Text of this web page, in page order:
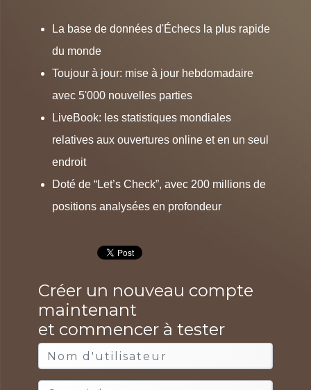
La base de données d'Échecs la plus rapide
du monde
Toujour à jour: mise à jour hebdomadaire
avec 5'000 nouvelles parties
LiveBook: les statistiques mondiales
relatives aux ouvertures online et en un seul
endroit
Doté de “Let’s Check”, avec 200 millions de
positions analysées en profondeur
Créer un nouveau compte
maintenant
et commencer à tester